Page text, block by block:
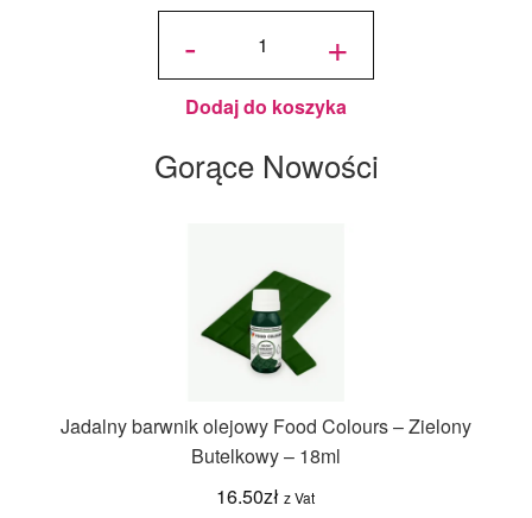
-
ilość
okrągły
Biały Ø
28 cm, h
1 cm -
PC
+
Dodaj do koszyka
Gorące Nowości
Jadalny barwnik olejowy Food Colours – Zielony
Butelkowy – 18ml
16.50zł z Vat